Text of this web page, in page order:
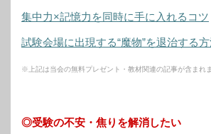
集中力×記憶力を同時に手に入れるコツ
試験会場に出現する“魔物”を退治する
※上記は当会の無料プレゼント・教材関連の記事が含まれま
◎受験の不安・焦りを解消したい